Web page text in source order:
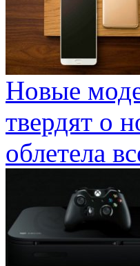
Новые
твердят о
облетела